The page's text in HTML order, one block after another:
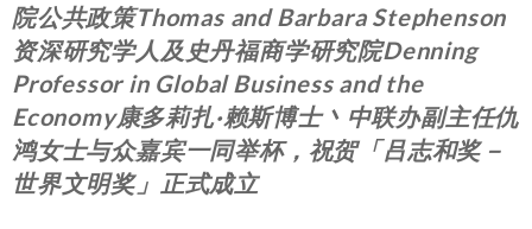
院公共政策Thomas and Barbara Stephenson
资深研究学人及史丹福商学研究院Denning
Professor in Global Business and the
Economy康多莉扎·赖斯博士丶中联办副主任仇
鸿女士与众嘉宾一同举杯，祝贺「吕志和奖－
世界文明奖」正式成立